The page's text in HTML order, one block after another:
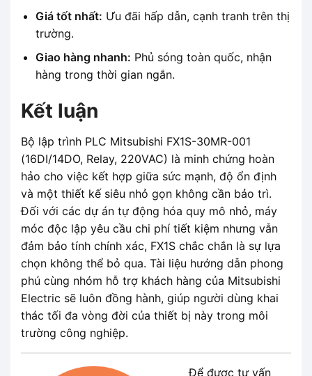
Giá tốt nhất: Ưu đãi hấp dẫn, cạnh tranh trên thị
trường.
Giao hàng nhanh: Phủ sóng toàn quốc, nhận
hàng trong thời gian ngắn.
Kết luận
Bộ lập trình PLC Mitsubishi FX1S-30MR-001
(16DI/14DO, Relay, 220VAC) là minh chứng hoàn
hảo cho việc kết hợp giữa sức mạnh, độ ổn định
và một thiết kế siêu nhỏ gọn không cần bảo trì.
Đối với các dự án tự động hóa quy mô nhỏ, máy
móc độc lập yêu cầu chi phí tiết kiệm nhưng vẫn
đảm bảo tính chính xác, FX1S chắc chắn là sự lựa
chọn không thể bỏ qua. Tài liệu hướng dẫn phong
phú cùng nhóm hỗ trợ khách hàng của Mitsubishi
Electric sẽ luôn đồng hành, giúp người dùng khai
thác tối đa vòng đời của thiết bị này trong môi
trường công nghiệp.
Để được tư vấn